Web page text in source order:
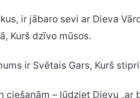
ir jābaro sevi ar Dieva
Kurš dzīvo mūsos.
ir Svētais Gars, Kurš
ciešanām – lūdziet Dievu „ar